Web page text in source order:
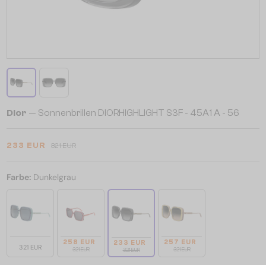
Dior — Sonnenbrillen DIORHIGHLIGHT S3F - 45A1 A - 56
233 EUR 321 EUR
Farbe: Dunkelgrau
321 EUR
258 EUR
321 EUR
233 EUR
321 EUR
257 EUR
321 EUR